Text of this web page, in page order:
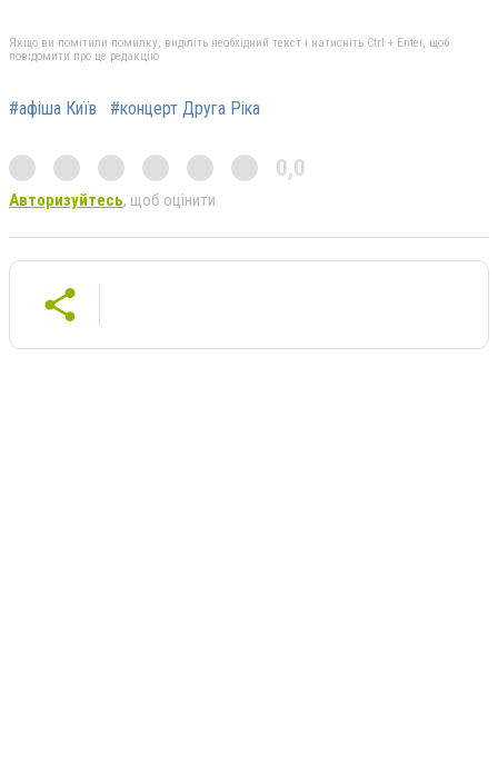
Якщо ви помітили помилку, виділіть необхідний текст і натисніть Ctrl + Enter, щоб
повідомити про це редакцію
#афіша Київ #концерт Друга Ріка
0,0
Авторизуйтесь, щоб оцінити